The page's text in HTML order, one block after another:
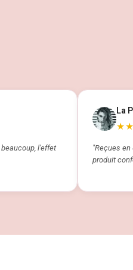
l'effet
La
"Reçues en
produit